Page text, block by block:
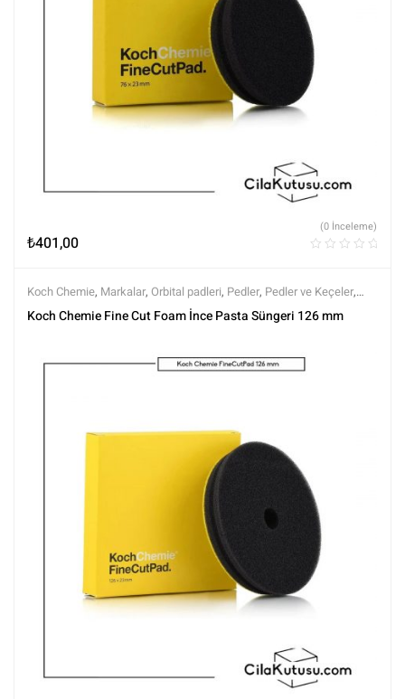
₺401,00
(0 İnceleme)
Koch Chemie, Markalar, Orbital padleri, Pedler, Pedler ve Keçeler,
Polisaj,Polisaj ve Parlatma,Tüm Ürünler,Tüm Ürünler
Koch Chemie Fine Cut Foam İnce Pasta Süngeri 126 mm